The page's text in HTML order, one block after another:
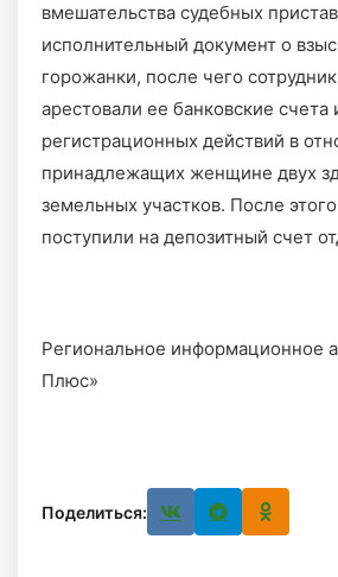
вмешательства судебных
исполнительный документ о
горожанки, после чего
арестовали ее банковские счета
регистрационных действий в
принадлежащих женщине двух
земельных участков. После
поступили на депозитный счет
Региональное информационное
Плюс»
Поделиться: